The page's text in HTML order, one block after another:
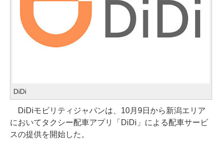
DiDi
DiDiモビリティジャパンは、10月9日から新潟エリア
においてタクシー配車アプリ「DiDi」による配車サービ
スの提供を開始した。